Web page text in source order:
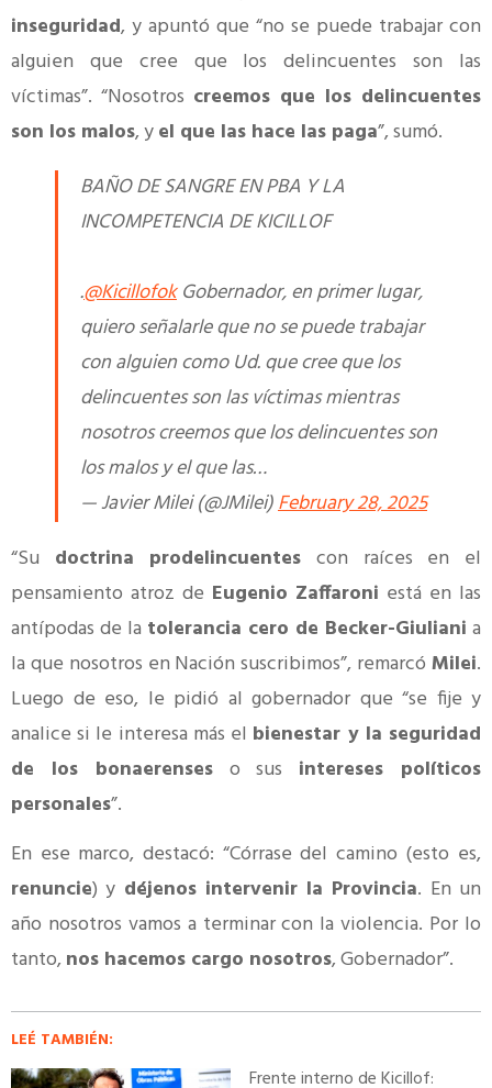
inseguridad, y apuntó que “no se puede trabajar con
alguien que cree que los delincuentes son las
víctimas”. “Nosotros creemos que los delincuentes
son los malos, yel que las hace las paga”, sumó.
BAÑO DE SANGRE EN PBA Y LA
INCOMPETENCIA DE KICILLOF
.@KicillofokGobernador, en primer lugar,
quiero señalarle que no se puede trabajar
con alguien como Ud. que cree que los
delincuentes son las víctimas mientras
nosotros creemos que los delincuentes son
los malos y el que las…
— Javier Milei (@JMilei)February 28, 2025
“Su doctrina prodelincuentes con raíces en el
pensamiento atroz de Eugenio Zaffaroni está en las
antípodas de la tolerancia cero de Becker-Giuliani a
la que nosotros en Nación suscribimos”, remarcó Milei.
Luego de eso, le pidió al gobernador que “se fije y
analice si le interesa más el bienestar y la seguridad
de los bonaerenseso sus intereses políticos
personales”.
En ese marco, destacó: “Córrase del camino (esto es,
renuncie) y déjenos intervenir la Provincia. En un
año nosotros vamos a terminar con la violencia. Por lo
tanto, nos hacemos cargo nosotros, Gobernador”.
LEÉ TAMBIÉN:
Frente interno de Kicillof: